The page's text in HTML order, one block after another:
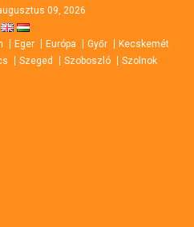
09, 2026
Eger Európa Győr
Kecskemét
Szeged Szoboszló Szolnok